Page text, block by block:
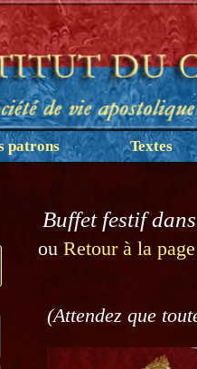
patrons Textes
Buffet festif
ou Retour à la
(Attendez que